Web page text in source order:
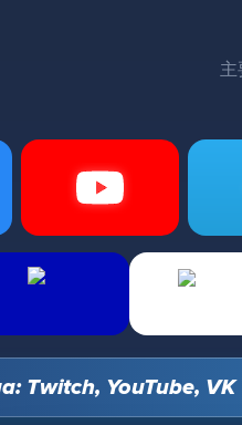
主
YouTube, VK